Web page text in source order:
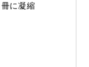
に凝縮